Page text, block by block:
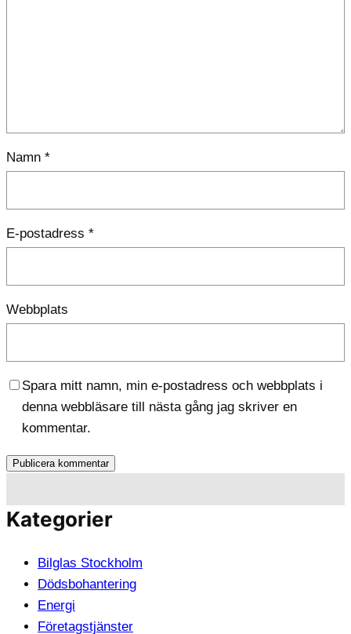
Namn *
E-postadress *
Webbplats
Spara mitt namn, min e-postadress och webbplats i
denna webbläsare till nästa gång jag skriver en
kommentar.
Kategorier
Bilglas Stockholm
Dödsbohantering
Energi
Företagstjänster